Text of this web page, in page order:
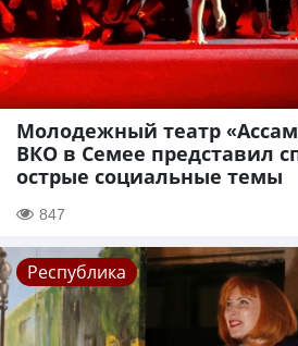
Молодежный театр
ВКО в Семее представил
острые социальные темы
847
Республика